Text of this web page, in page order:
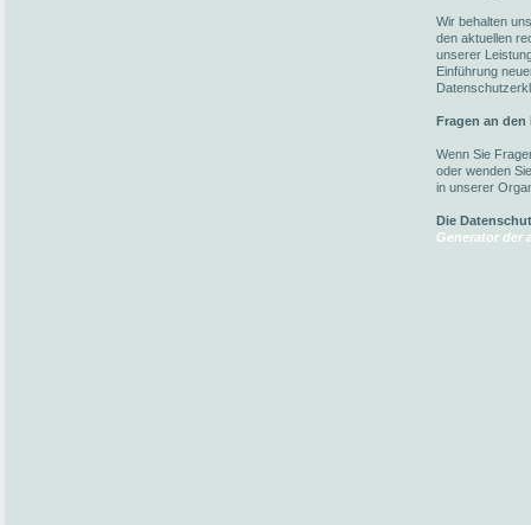
Wir behalten
den aktuellen
unserer
Einführung
Fragen an
Wenn Sie
oder wenden
in unserer
Die
Generator der